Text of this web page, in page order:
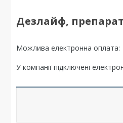
Дезлайф,
У компанії підключені